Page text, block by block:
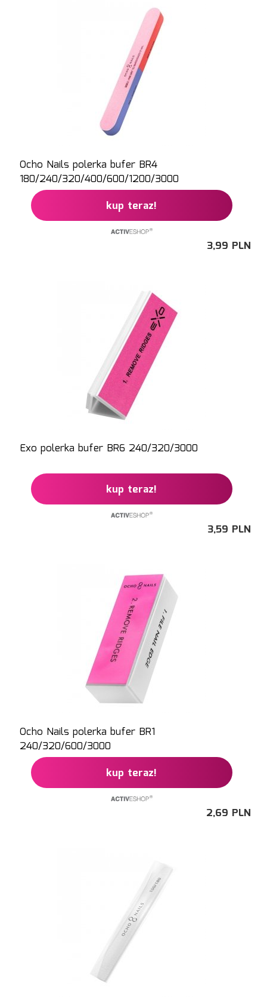
Ocho Nails polerka bufer BR4
180/240/320/400/600/1200/3000
kup teraz!
3,99 PLN
Exo polerka bufer BR6 240/320/3000
kup teraz!
3,59 PLN
Ocho Nails polerka bufer BR1
240/320/600/3000
kup teraz!
2,69 PLN